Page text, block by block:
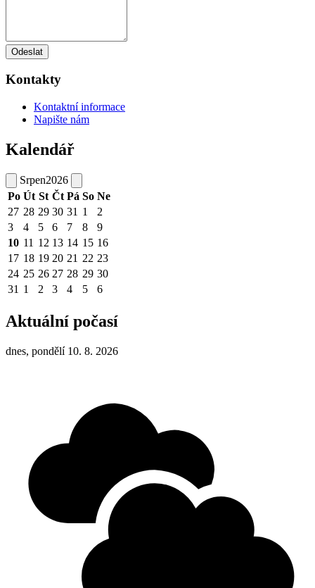
Odeslat
Kontakty
Kontaktní informace
Napište nám
Kalendář
Srpen2026
Po Út St Čt Pá So Ne
27 28 29 30 31 1
2
3
4 5 6 7 8
9
10 11 12 13 14 15 16
17 18 19 20 21 22 23
24 25 26 27 28 29 30
31 1 2 3 4 5 6
Aktuální počasí
dnes, pondělí 10. 8. 2026